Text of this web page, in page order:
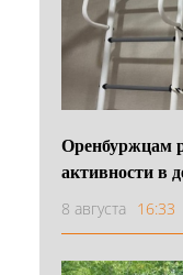
Оренбуржцам
активности в
8 августа 16:33